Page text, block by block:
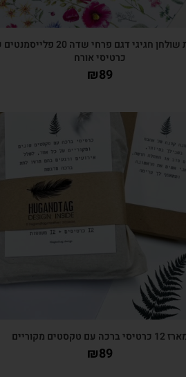
כרטיסי אורח
₪89
צפייה מהירה
כרטיסי ברכה עם טקסטים מקוריים
₪89